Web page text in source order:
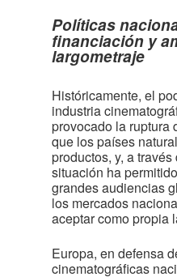
Políticas
financiación y
largometraje
Históricamente, el
industria
provocado la ruptura
que los países
productos, y, a
situación ha
grandes audiencias
los mercados
aceptar como propia
Europa, en defensa
cinematográficas